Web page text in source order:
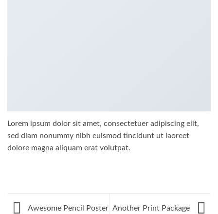
Lorem ipsum dolor sit amet, consectetuer adipiscing elit,
sed diam nonummy nibh euismod tincidunt ut laoreet
dolore magna aliquam erat volutpat.
Awesome Pencil Poster Another Print Package